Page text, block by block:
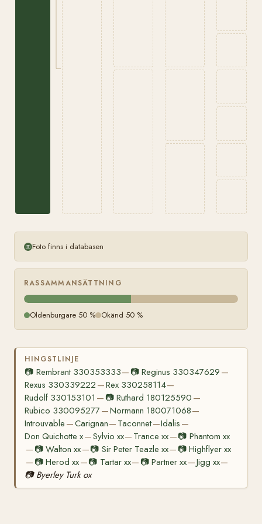
Foto finns i databasen
RASSAMMANSÄTTNING
Oldenburgare 50 % Okänd 50 %
HINGSTLINJE
📷 Rembrant 330353333— 📷Reginus 330347629 —
Rexus 330339222 —Rex 330258114—
Rudolf 330153101 — 📷Ruthard 180125590 —
Rubico 330095277 —Normann 180071068—
Introuvable —Carignan— Taconnet—Idalis —
Don Quichotte x—Sylvio xx— Trance xx—📷 Phantom xx
— 📷Walton xx—📷 Sir Peter Teazle xx— 📷Highflyer xx
— 📷Herod xx—📷 Tartar xx— 📷Partner xx—Jigg xx—
📷 Byerley Turk ox